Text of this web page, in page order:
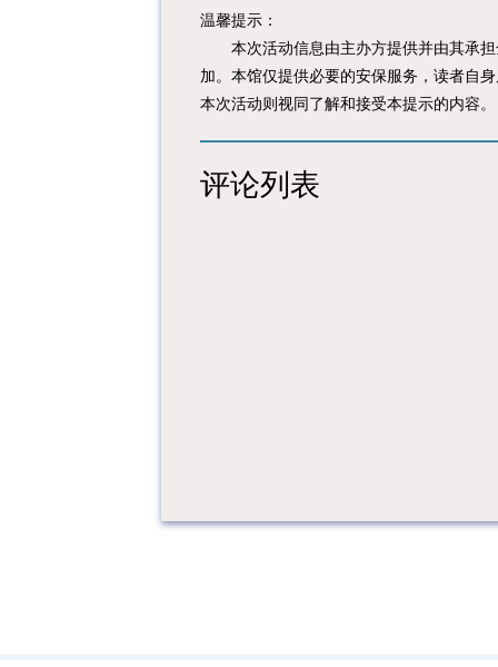
温馨提示：
本次活动信息由主办方提供并由其承担
加。本馆仅提供必要的安保服务，读者自
本次活动则视同了解和接受本提示的内容。
评论列表